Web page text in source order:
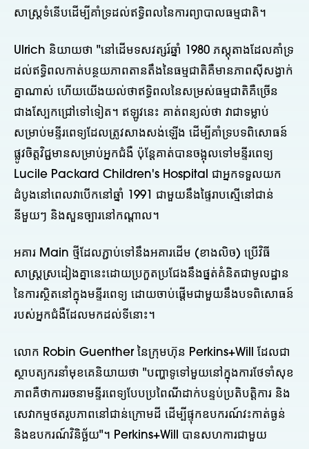
សាស្រ្តទំនើបដើម្បីគាំទ្រដល់ឥទ្ធិពលនៃការព្យាបាលធម្មជាតិ។
Ulrich និយាយថា "នៅដើមទសវត្សរ៍ឆ្នាំ 1980 ភស្តុតាងដែលគាំទ្រ
ដល់ឥទ្ធិពលកាត់បន្ថយភាពតានតឹងនៃធម្មជាតិគឺមានភាពស៊ីសង្វាក់
គ្នាណាស់ ហើយយើងយល់ថាឥទ្ធិពលនៃសម្រស់ធម្មជាតិគឺច្រើន
ជាងស្បែកជ្រៅទៅទៀត។ ឥឡូវនេះ គាត់ពន្យល់ថា វាជាទម្លាប់
សម្រាប់មន្ទីរពេទ្យដែលត្រូវសាងសង់ឡើង ដើម្បីគាំទ្របទពិសោធន៍
ផ្លូវចិត្តវិជ្ជមានសម្រាប់អ្នកជំងឺ ប៉ុន្តែគាត់បានចង្អុលទៅមន្ទីរពេទ្យ
Lucile Packard Children's Hospital ជាអ្នកទទួលយក
ដំបូងនៅពេលវាបើកនៅឆ្នាំ 1991 ជាមួយនឹងផ្ទៃរាបស្មើនៅជាន់
នីមួយៗ និងសួនច្បារនៅកណ្តាល។
អគារ Main ថ្មីដែលភ្ជាប់ទៅនឹងអគារដើម (ខាងលិច) ប្រើវិធី
សាស្រ្តស្រដៀងគ្នានេះដោយប្រកួតប្រជែងនឹងផ្នត់គំនិតជាមូលដ្ឋាន
នៃការស្ថិតនៅក្នុងមន្ទីរពេទ្យ ដោយចាប់ផ្តើមជាមួយនឹងបទពិសោធន៍
របស់អ្នកជំងឺដែលមកដល់ទីនោះ។
លោក Robin Guenther នៃក្រុមហ៊ុន Perkins+Will ដែលជា
ស្ថាបត្យករនាំមុខគេនិយាយថា "បញ្ហាទូទៅមួយនៅក្នុងការថែទាំសុខ
ភាពគឺថាការរចនាមន្ទីរពេទ្យបែបប្រពៃណីដាក់បន្ទប់ប្រតិបត្តិការ និង
សេវាកម្មថតរូបភាពនៅជាន់ក្រោមដី ដើម្បីផ្ទុកឧបករណ៍វះកាត់ធ្ងន់
និងឧបករណ៍វិនិច្ឆ័យ"។ Perkins+Will បានសហការជាមួយ